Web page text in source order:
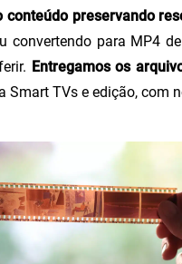
conteúdo preservando
convertendo para MP4
Entregamos os
Smart TVs e edição, com